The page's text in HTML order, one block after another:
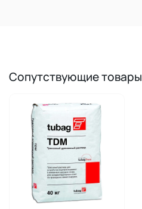
Сопутствующие товары